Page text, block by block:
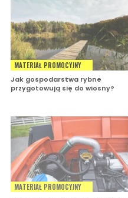
MATERIAŁ PROMOCYJNY
Jak gospodarstwa rybne
przygotowują się do wiosny?
MATERIAŁ PROMOCYJNY